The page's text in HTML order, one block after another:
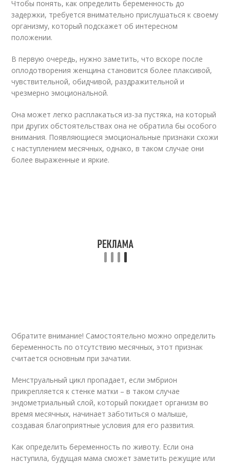
Чтобы понять, как определить беременность до
задержки, требуется внимательно прислушаться к своему
организму, который подскажет об интересном
положении.
В первую очередь, нужно заметить, что вскоре после
оплодотворения женщина становится более плаксивой,
чувствительной, обидчивой, раздражительной и
чрезмерно эмоциональной.
Она может легко расплакаться из-за пустяка, на который
при других обстоятельствах она не обратила бы особого
внимания. Появляющиеся эмоциональные признаки схожи
с наступлением месячных, однако, в таком случае они
более выраженные и яркие.
Обратите внимание! Самостоятельно можно определить
беременность по отсутствию месячных, этот признак
считается основным при зачатии.
Менструальный цикл пропадает, если эмбрион
прикрепляется к стенке матки – в таком случае
эндометриальный слой, который покидает организм во
время месячных, начинает заботиться о малыше,
создавая благоприятные условия для его развития.
Как определить беременность по животу. Если она
наступила, будущая мама сможет заметить режущие или